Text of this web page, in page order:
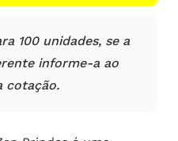
100 unidades, se a
informe-a ao
cotação.